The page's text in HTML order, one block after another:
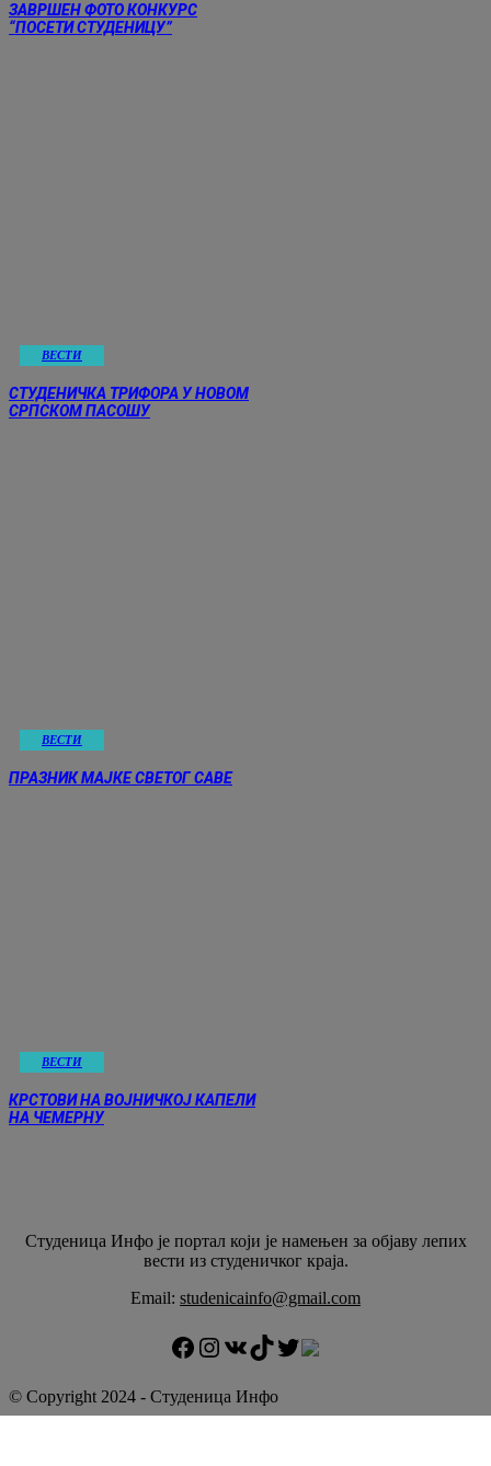
ЗАВРШЕН ФОТО КОНКУРС
“ПОСЕТИ СТУДЕНИЦУ”
ВЕСТИ
СТУДЕНИЧКА ТРИФОРА У НОВОМ
СРПСКОМ ПАСОШУ
ВЕСТИ
ПРАЗНИК МАЈКЕ СВЕТОГ САВЕ
ВЕСТИ
КРСТОВИ НА ВОЈНИЧКОЈ КАПЕЛИ
НА ЧЕМЕРНУ
Студеница Инфо је портал који је намењен за објaву лепих
вести из студеничког краја.
Email: studenicainfo@gmail.com
Facebook
Instagram
VKTikTok
Twitter
Twitter
© Copyright 2024 - Студеница Инфо